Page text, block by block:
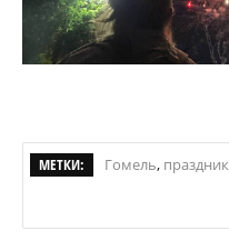
МЕТКИ: Гомель, праздник